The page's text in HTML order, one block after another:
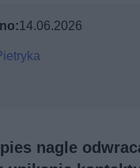
14.06.2026
nagle